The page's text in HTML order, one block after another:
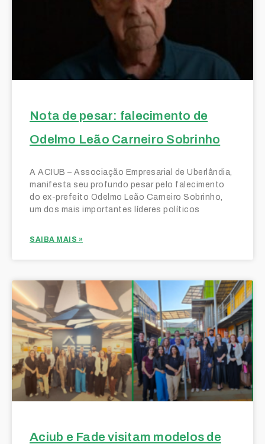
Nota de pesar: falecimento de
Odelmo Leão Carneiro Sobrinho
A ACIUB – Associação Empresarial de Uberlândia,
manifesta seu profundo pesar pelo falecimento
do ex-prefeito Odelmo Leão Carneiro Sobrinho,
um dos mais importantes líderes políticos
SAIBA MAIS »
Aciub e Fade visitam modelos de